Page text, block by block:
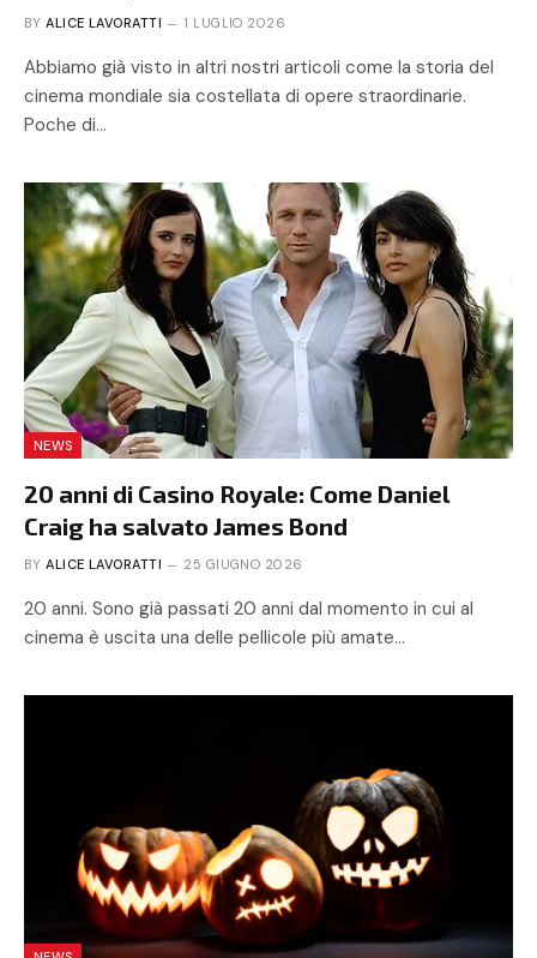
BY ALICE LAVORATTI 1 LUGLIO 2026
Abbiamo già visto in altri nostri articoli come la storia del
cinema mondiale sia costellata di opere straordinarie.
Poche di…
NEWS
20 anni di Casino Royale: Come Daniel
Craig ha salvato James Bond
BY ALICE LAVORATTI 25 GIUGNO 2026
20 anni. Sono già passati 20 anni dal momento in cui al
cinema è uscita una delle pellicole più amate…